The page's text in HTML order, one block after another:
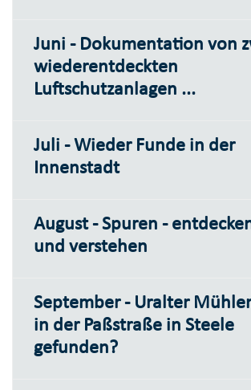
Juni - Dokumentation von
wiederentdeckten
Luftschutzanlagen ...
Juli - Wieder Funde in der
Innenstadt
August - Spuren -
und verstehen
September - Uralter
in der Paßstraße in Steele
gefunden?